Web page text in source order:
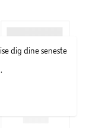
dig dine seneste